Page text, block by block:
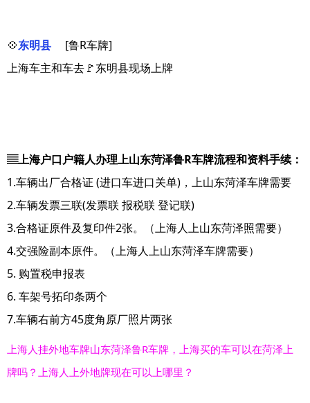
💠东明县
[鲁R车牌]
上海车主和车去🚩东明县现场上牌
▤上海户口户籍人办理上山东菏泽鲁R车牌流程和资料手续：
1.车辆出厂合格证 (进口车进口关单)，上山东菏泽车牌需要
2.车辆发票三联(发票联 报税联 登记联)
3.合格证原件及复印件2张。（上海人上山东菏泽照需要）
4.交强险副本原件。（上海人上山东菏泽车牌需要）
5. 购置税申报表
6. 车架号拓印条两个
7.车辆右前方45度角原厂照片两张
上海人挂外地车牌山东菏泽鲁R车牌，上海买的车可以在菏泽上
牌吗？上海人上外地牌现在可以上哪里？